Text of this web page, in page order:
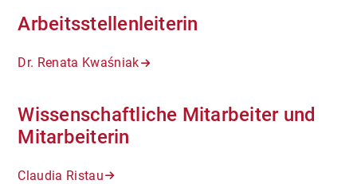
ARCHIV
LINKS
Arbeitsstellenleiterin
Dr. Renata Kwaśniak
Wissenschaftliche Mitarbeiter und
Mitarbeiterin
Claudia Ristau